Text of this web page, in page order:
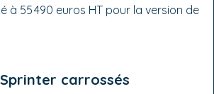
à 55 490 euros HT pour la version de
carrossés